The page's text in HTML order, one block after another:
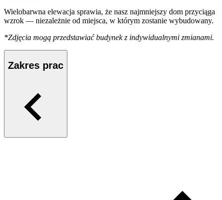
Wielobarwna elewacja sprawia, że nasz najmniejszy dom przyciąga
wzrok — niezależnie od miejsca, w którym zostanie wybudowany.
*Zdjęcia mogą przedstawiać budynek z indywidualnymi zmianami.
Zakres prac